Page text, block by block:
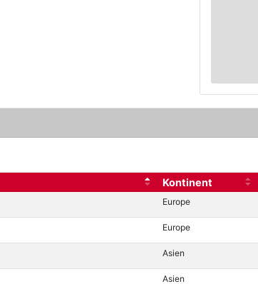
Kontinent
Europe
Europe
Asien
Asien